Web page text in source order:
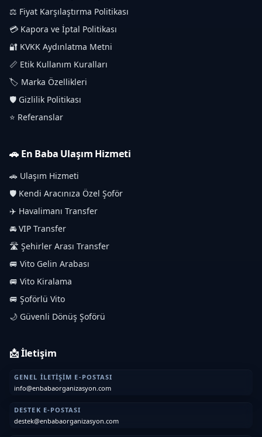
⚖️ Fiyat Karşılaştırma Politikası
💳 Kapora ve İptal Politikası
🔐 KVKK Aydınlatma Metni
📏 Etik Kullanım Kuralları
🏷️ Marka Özellikleri
🛡️ Gizlilik Politikası
⭐ Referanslar
🚗 En Baba Ulaşım Hizmeti
🚗 Ulaşım Hizmeti
🛡️ Kendi Aracınıza Özel Şoför
✈️ Havalimanı Transfer
🚘 VIP Transfer
🛣️ Şehirler Arası Transfer
🚐 Vito Gelin Arabası
🚐 Vito Kiralama
🚐 Şoförlü Vito
🌙 Güvenli Dönüş Şoförü
📩 İletişim
GENEL İLETIŞIM E-POSTASI
info@enbabaorganizasyon.com
DESTEK E-POSTASI
destek@enbabaorganizasyon.com